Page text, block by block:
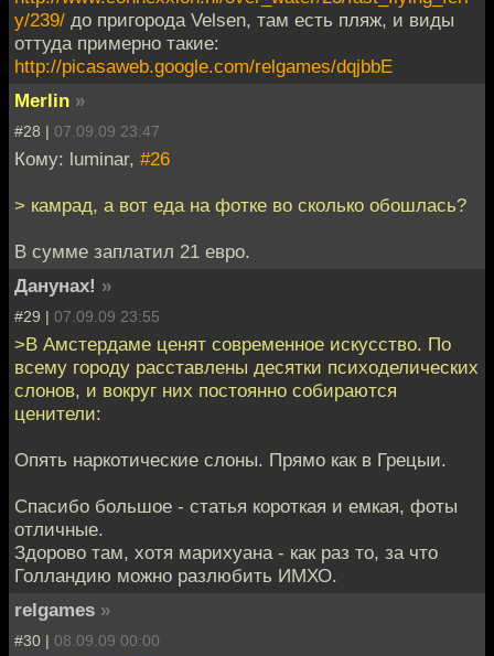
y/239/ до пригорода Velsen, там есть пляж, и виды
оттуда примерно такие:
http://picasaweb.google.com/relgames/dqjbbE
Merlin »
#28 | 07.09.09 23:47
Кому: luminar, #26
> камрад, а вот еда на фотке во сколько обошлась?
В сумме заплатил 21 евро.
Данунах! »
#29 | 07.09.09 23:55
>В Амстердаме ценят современное искусство. По
всему городу расставлены десятки психоделических
слонов, и вокруг них постоянно собираются
ценители:
Опять наркотические слоны. Прямо как в Грецыи.
Спасибо большое - статья короткая и емкая, фоты
отличные.
Здорово там, хотя марихуана - как раз то, за что
Голландию можно разлюбить ИМХО.
relgames »
#30 | 08.09.09 00:00